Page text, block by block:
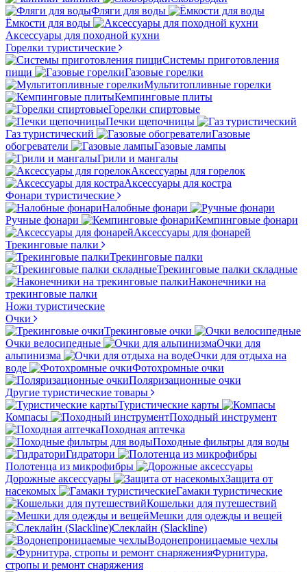
Фляги для воды
Ёмкости для воды
Аксессуары для походной кухни
Горелки туристические
Системы приготовления
пищи
Газовые горелки
Мультитопливные горелки
Кемпинговые плиты
Горелки спиртовые
Печки щепочницы
Газ туристический
Газовые
обогреватели
Газовые лампы
Грили и мангалы
Аксессуары для горелок
Аксессуары для костра
Фонари туристические
Налобные фонари
Ручные фонари
Кемпинговые фонари
Аксессуары для фонарей
Трекинговые палки
Трекинговые палки
Трекинговые палки складные
Наконечники на
трекинговые палки
Ножи туристические
Очки
Трекинговые очки
Очки велосипедные
Очки для
альпинизма
Очки для отдыха на
воде
Фотохромные очки
Поляризационные очки
Другие туристические товары
Туристические карты
Компасы
Походный инструмент
Походная аптечка
Походные фильтры для воды
Гидратори
Полотенца из микрофибры
Дорожные аксессуары
Защита от
насекомых
Гамаки туристические
Кошельки для путешествий
Мешки для одежды и вещей
Слеклайн (Slackline)
Водонепроницаемые чехлы
Фурнитура,
стропы и ремонт снаряжения